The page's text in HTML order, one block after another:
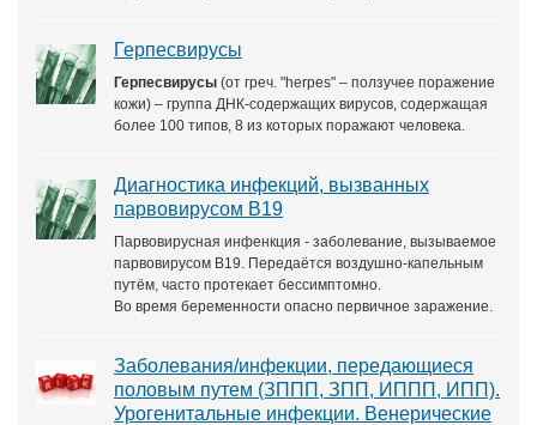
Герпесвирусы
Герпесвирусы (от греч. "herpes" – ползучее поражение
кожи) – группа ДНК-содержащих вирусов, содержащая
более 100 типов, 8 из которых поражают человека.
Диагностика инфекций, вызванных
парвовирусом B19
Парвовирусная инфенкция - заболевание, вызываемое
парвовирусом В19. Передаётся воздушно-капельным
путём, часто протекает бессимптомно.
Во время беременности опасно первичное заражение.
Заболевания/инфекции, передающиеся
половым путем (ЗППП, ЗПП, ИППП, ИПП).
Урогенитальные инфекции. Венерические